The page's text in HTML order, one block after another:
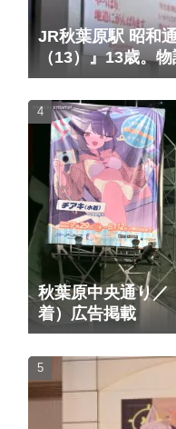
JR秋葉原駅 昭和
（13）』13歳。
る。広告（2025/
秋葉原中央通り／
着）広告掲載